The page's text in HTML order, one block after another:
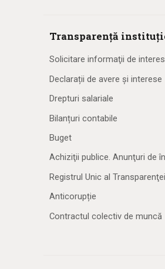
Transparență
Solicitare informaţii de
Declarații de avere și interese
Drepturi salariale
Bilanțuri contabile
Buget
Achiziţii publice. Anunţuri de
Registrul Unic al
Anticorupție
Contractul colectiv de muncă